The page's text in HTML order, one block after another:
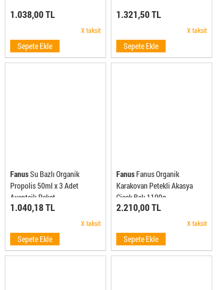
1.038,00 TL
X taksit
Sepete Ekle
1.321,50 TL
X taksit
Sepete Ekle
FanusSu Bazlı Organik
Propolis 50ml x 3 Adet
Avantajlı Paket
1.040,18 TL
X taksit
Sepete Ekle
FanusFanus Organik
Karakovan Petekli Akasya
Çiçek Balı 1100g
2.210,00 TL
X taksit
Sepete Ekle